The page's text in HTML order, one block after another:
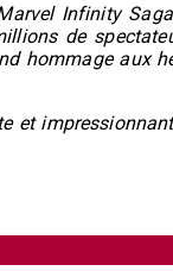
Infinity
de
hommage aux
et